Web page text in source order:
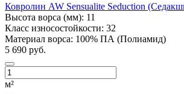
Ковролин AW Sensualite Seduction
Высота ворса (мм): 11
Класс износостойкости: 32
Материал ворса: 100% ПА (Полиамид)
5 690 руб.
м²